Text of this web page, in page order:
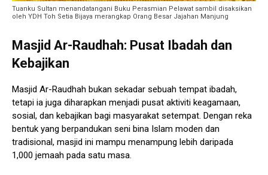
Tuanku Sultan menandatangani Buku Perasmian Pelawat sambil disaksikan
oleh YDH Toh Setia Bijaya merangkap Orang Besar Jajahan Manjung
Masjid Ar-Raudhah: Pusat Ibadah dan
Kebajikan
Masjid Ar-Raudhah bukan sekadar sebuah tempat ibadah,
tetapi ia juga diharapkan menjadi pusat aktiviti keagamaan,
sosial, dan kebajikan bagi masyarakat setempat. Dengan reka
bentuk yang berpandukan seni bina Islam moden dan
tradisional, masjid ini mampu menampung lebih daripada
1,000 jemaah pada satu masa.